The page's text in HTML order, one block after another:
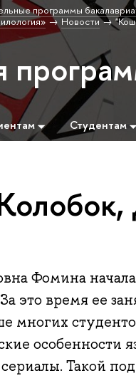
программы
Новости
Студентам
Фомина
это время ее
многих
особенности
Такой